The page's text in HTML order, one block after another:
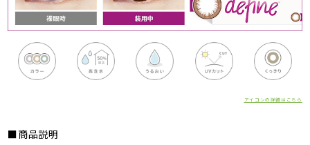
アイコンの詳細はこちら
■商品説明